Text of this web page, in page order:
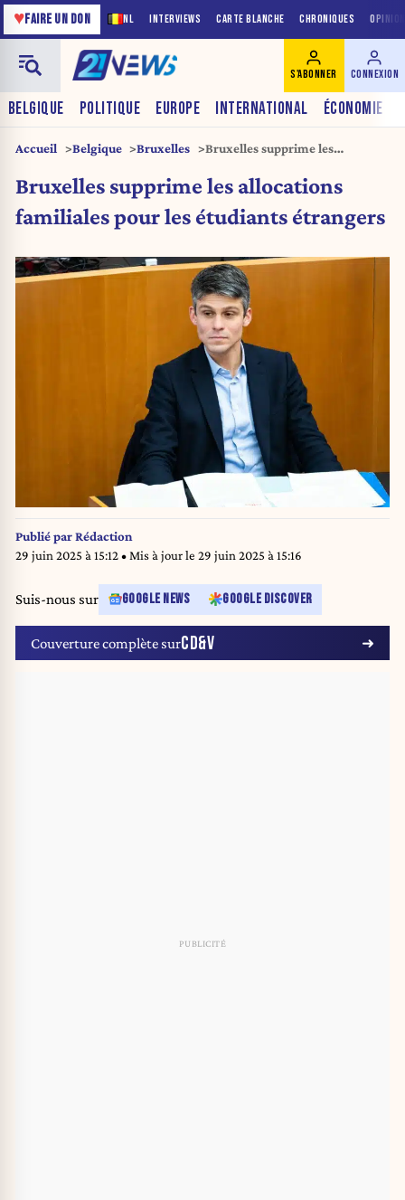
NL INTERVIEWS CARTE BLANCHE CHRONIQUES
♥FAIRE UN DON
BELGIQUE POLITIQUE EUROPE INTERNATIONAL ÉCONOMIE
S'ABONNER CONNEXION
Accueil Belgique Bruxelles
Bruxelles supprime les
étudiants étrangers
Bruxelles supprime les allocations
familiales pour les étudiants étrangers
Publié parRédaction
29 juin 2025 à 15:12• Mis à jour le 29 juin 2025 à 15:16
Suis-nous sur GOOGLE NEWS GOOGLE DISCOVER
Couverture complète surCD&V